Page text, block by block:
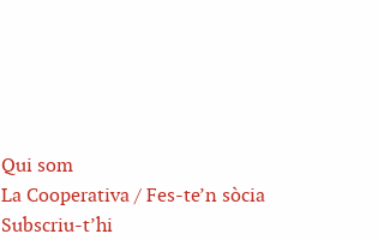
Qui som
La Cooperativa / Fes-te’n sòcia
Subscriu-t’hi